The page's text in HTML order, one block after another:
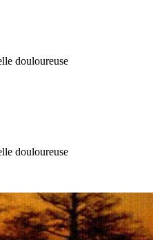
douloureuse
douloureuse